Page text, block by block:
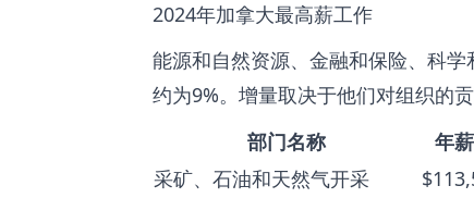
2024年加拿大最高薪工作
能源和自然资源、金融和保险、科
约为9%。增量取决于他们对组织的
部门名称
年
采矿、石油和天然气开采